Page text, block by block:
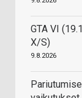
GTA VI
X/S)
9.8.2026